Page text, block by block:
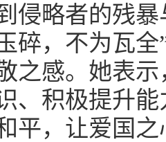
侵略者的残
碎，不为瓦
之感。她表
、积极提升
平，让爱国